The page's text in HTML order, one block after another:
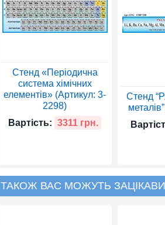
Стенд «Періодична
система хімічних
елементів» (Артикул: 3-
2298)
Вартість: 3311 грн.
Стенд
ТАКОЖ ВАС МОЖУТЬ